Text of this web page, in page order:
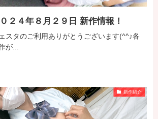
２４年８月２９日 新作情報！
スタのご利用ありがとうございます(^^♪各
が...
新作紹介